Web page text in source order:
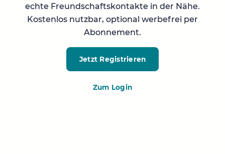
echte Freundschaftskontakte in der Nähe.
Kostenlos nutzbar, optional werbefrei per
Abonnement.
Jetzt Registrieren
Zum Login